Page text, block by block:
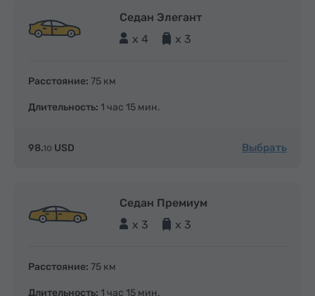
Седан Элегант
x 4
x 3
Расстояние: 75 км
Длительность: 1 час 15 мин.
98.10 USD Выбрать
Седан Премиум
x 3
x 3
Расстояние: 75 км
Длительность: 1 час 15 мин.